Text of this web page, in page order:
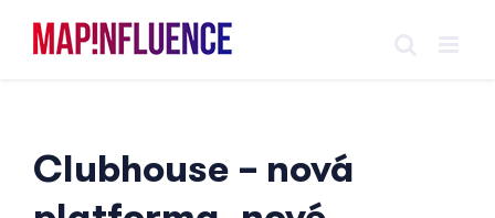
Skip
Clubhouse – nová